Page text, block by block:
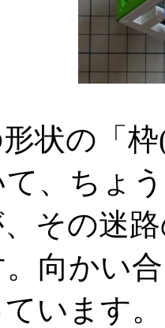
状の「枠
、ちょ
、その迷
向かい
います。